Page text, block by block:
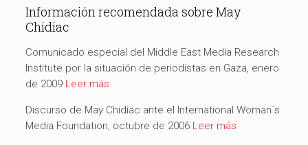
Información recomendada sobre May
Chidiac
Comunicado especial del Middle East Media Research
Institute por la situación de periodistas en Gaza, enero
de 2009 Leer más
Discurso de May Chidiac ante el International Woman´s
Media Foundation, octubre de 2006 Leer más